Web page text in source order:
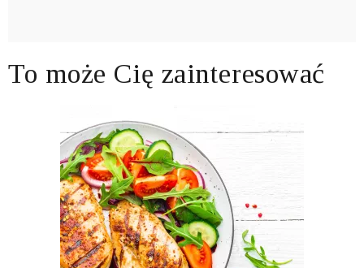
To może Cię zainteresować